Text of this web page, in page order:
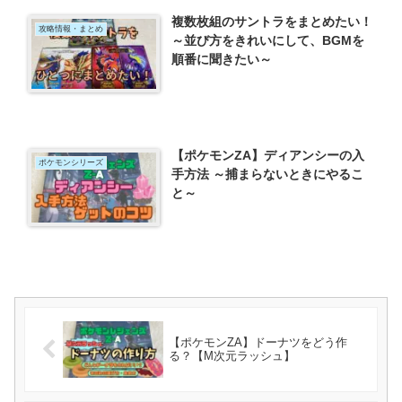
攻略情報・まとめ
複数枚組のサントラをまとめたい！
～並び方をきれいにして、BGMを
順番に聞きたい～
ポケモンシリーズ
【ポケモンZA】ディアンシーの入
手方法 ～捕まらないときにやるこ
と～
【ポケモンZA】ドーナツをどう作
る？【M次元ラッシュ】